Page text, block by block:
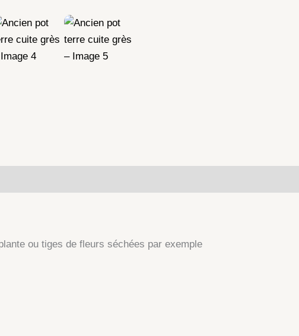
ou tiges de fleurs séchées par exemple